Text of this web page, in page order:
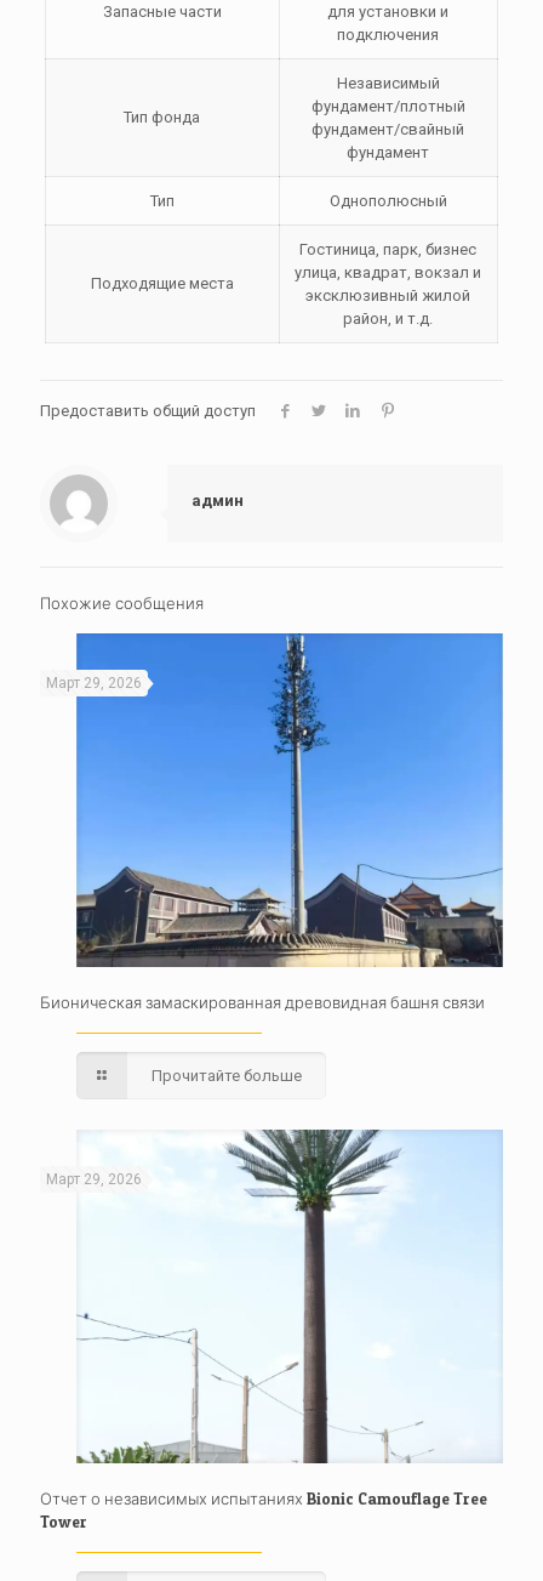
Запасные части
для установки и
подключения
Тип фонда
Независимый
фундамент/плотный
фундамент/свайный
фундамент
Тип Однополюсный
Подходящие места
Гостиница, парк, бизнес
улица, квадрат, вокзал и
эксклюзивный жилой
район, и т.д.
Предоставить общий доступ
админ
Похожие сообщения
Март 29, 2026
Бионическая замаскированная древовидная башня связи
Прочитайте больше
Март 29, 2026
Отчет о независимых испытаниях Bionic Camouflage Tree
Tower